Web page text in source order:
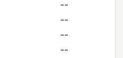
--
--
--
--